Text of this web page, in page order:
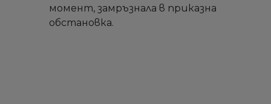
момент, замръзнала в приказна
обстановка.